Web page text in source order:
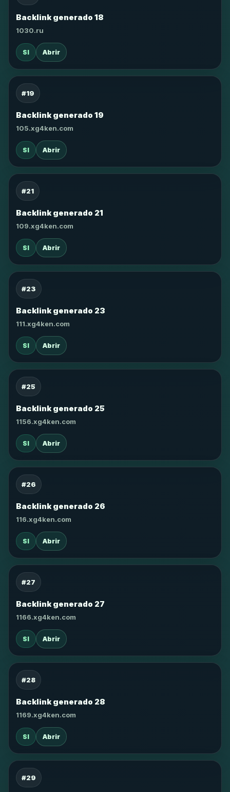
Backlink generado 18
1030.ru
SI Abrir
#19
Backlink generado 19
105.xg4ken.com
SI Abrir
#21
Backlink generado 21
109.xg4ken.com
SI Abrir
#23
Backlink generado 23
111.xg4ken.com
SI Abrir
#25
Backlink generado 25
1156.xg4ken.com
SI Abrir
#26
Backlink generado 26
116.xg4ken.com
SI Abrir
#27
Backlink generado 27
1166.xg4ken.com
SI Abrir
#28
Backlink generado 28
1169.xg4ken.com
SI Abrir
#29